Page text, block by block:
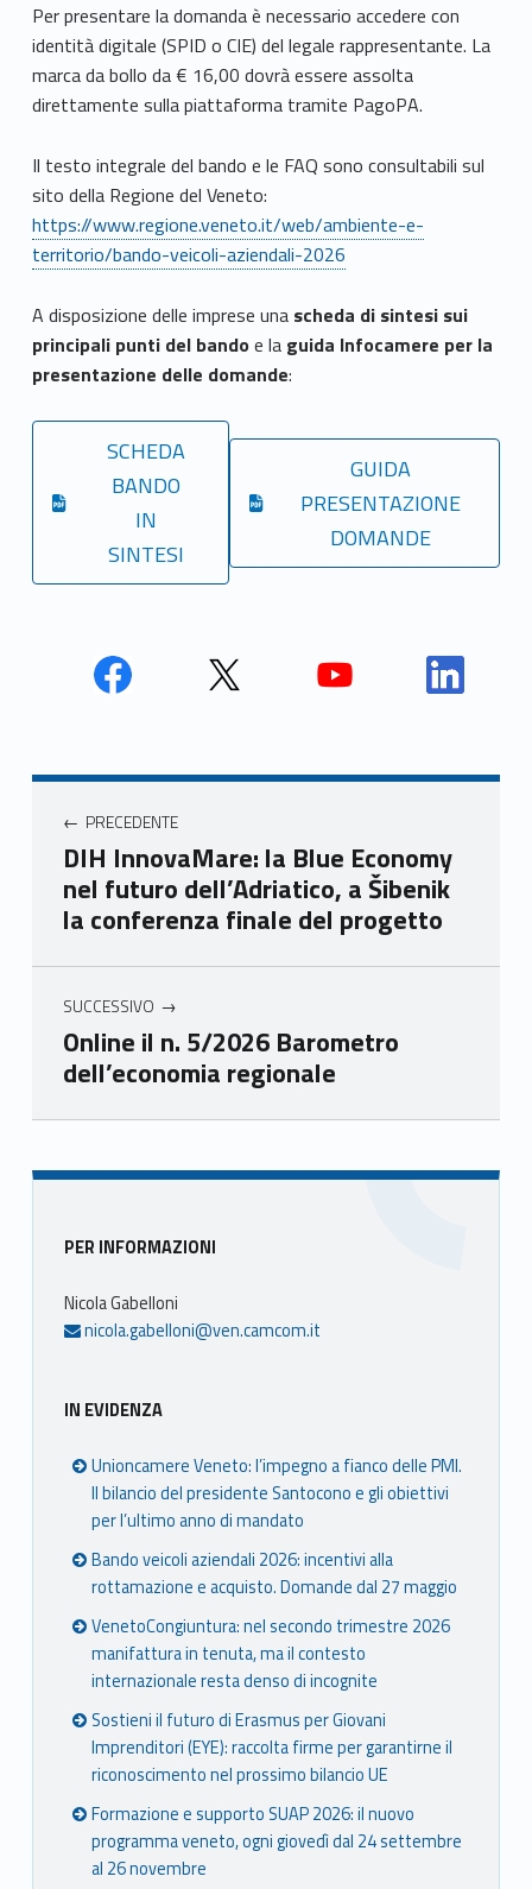
Per presentare la domanda è necessario accedere con
identità digitale (SPID o CIE) del legale rappresentante. La
marca da bollo da € 16,00 dovrà essere assolta
direttamente sulla piattaforma tramite PagoPA.
Il testo integrale del bando e le FAQ sono consultabili sul
sito della Regione del Veneto:
https://www.regione.veneto.it/web/ambiente-e-
territorio/bando-veicoli-aziendali-2026
A disposizione delle imprese una scheda di sintesi sui
principali punti del bandoe la guida Infocamere per la
presentazione delle domande:
SCHEDA
BANDO
IN
SINTESI
GUIDA
PRESENTAZIONE
DOMANDE
Unio
mer
e
Ven
eto
Unio
e
Ven
eto
Unio
e
Ven
eto
Unio
e
Ven
eto
Navigazione articoli
PRECEDENTE
DIH InnovaMare: la Blue Economy
nel futuro dell’Adriatico, a Šibenik
la conferenza finale del progetto
SUCCESSIVO
Online il n. 5/2026 Barometro
dell’economia regionale
Skip back to main navigation
Sidebar
PER INFORMAZIONI
Nicola Gabelloni
nicola.gabelloni@ven.camcom.it
IN EVIDENZA
Unioncamere Veneto: l’impegno a fianco delle PMI.
Il bilancio del presidente Santocono e gli obiettivi
per l’ultimo anno di mandato
Bando veicoli aziendali 2026: incentivi alla
rottamazione e acquisto. Domande dal 27 maggio
VenetoCongiuntura: nel secondo trimestre 2026
manifattura in tenuta, ma il contesto
internazionale resta denso di incognite
Sostieni il futuro di Erasmus per Giovani
Imprenditori (EYE): raccolta firme per garantirne il
riconoscimento nel prossimo bilancio UE
Formazione e supporto SUAP 2026: il nuovo
programma veneto, ogni giovedì dal 24 settembre
al 26 novembre